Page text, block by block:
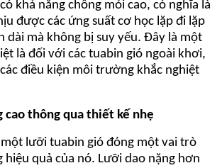
khả năng chống mỏi cao, có nghĩa là
được các ứng suất cơ học lặp đi lặp
dài mà không bị suy yếu. Đây là một
là đối với các tuabin gió ngoài khơi,
điều kiện môi trường khắc nghiệt
cao thông qua thiết kế nhẹ
lưỡi tuabin gió đóng một vai trò
quả của nó. Lưỡi dao nặng hơn